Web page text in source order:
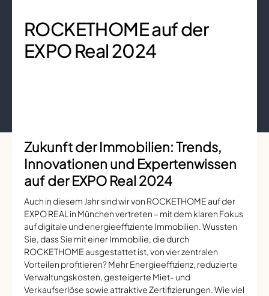
ROCKETHOME auf der
EXPO Real 2024
Zukunft der Immobilien: Trends,
Innovationen und Expertenwissen
auf der EXPO Real 2024
Auch in diesem Jahr sind wir von ROCKETHOME auf der
EXPO REAL in München vertreten – mit dem klaren Fokus
auf digitale und energieeffiziente Immobilien. Wussten
Sie, dass Sie mit einer Immobilie, die durch
ROCKETHOME ausgestattet ist, von vier zentralen
Vorteilen profitieren? Mehr Energieeffizienz, reduzierte
Verwaltungskosten, gesteigerte Miet- und
Verkaufserlöse sowie attraktive Zertifizierungen. Wie viel